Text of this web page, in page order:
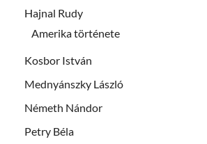
Hajnal Rudy
Amerika története
Kosbor István
Mednyánszky László
Németh Nándor
Petry Béla